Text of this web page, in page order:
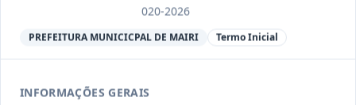
Termo
contrato a contratação de emp
020-2026
PREFEITURA MUNICICPAL DE MAIRI Termo Inicial
INFORMAÇÕES GERAIS